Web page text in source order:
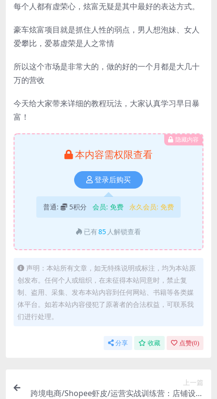
每个人都有虚荣心，炫富无疑是其中最好的表达方式。
豪车炫富项目就是抓住人性的弱点，男人想泡妹、女人
爱攀比，爱慕虚荣是人之常情
所以这个市场是非常大的，做的好的一个月都是大几十
万的营收
今天给大家带来详细的教程玩法，大家认真学习早日暴
富！
隐藏内容
本内容需权限查看
登录后购买
普通: 5积分 会员: 免费 永久会员: 免费
已有85 人解锁查看
声明：本站所有文章，如无特殊说明或标注，均为本站原
创发布。任何个人或组织，在未征得本站同意时，禁止复
制、盗用、采集、发布本站内容到任何网站、书籍等各类媒
体平台。如若本站内容侵犯了原著者的合法权益，可联系我
们进行处理。
分享 收藏 点赞(0)
上一篇
跨境电商/Shopee虾皮/运营实战训练营：店铺设置